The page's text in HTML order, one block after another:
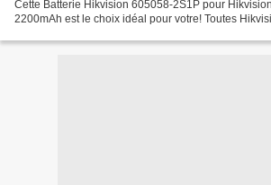
Cette Batterie Hikvision 605058-2S1P pour
2200mAh est le choix idéal pour votre! Toutes